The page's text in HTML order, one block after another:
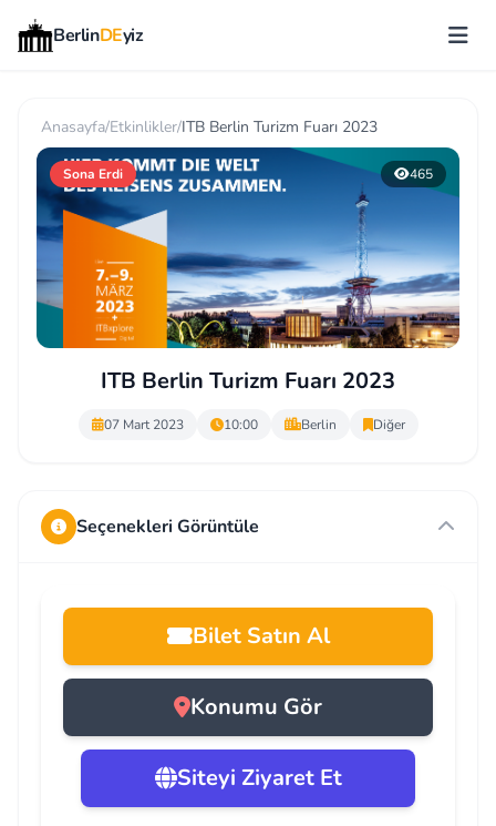
BerlinDEyiz
Anasayfa/Etkinlikler/ITB Berlin Turizm Fuarı 2023
Sona Erdi 465
ITB Berlin Turizm Fuarı 2023
07 Mart 2023 10:00 Berlin Diğer
Seçenekleri Görüntüle
Bilet Satın Al
Konumu Gör
Siteyi Ziyaret Et